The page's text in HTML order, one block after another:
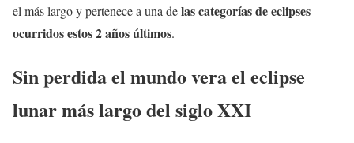
el más largo y pertenece a una delas categorías de eclipses
ocurridos estos 2 años últimos.
Sin perdida el mundo vera el eclipse
lunar más largo del siglo XXI